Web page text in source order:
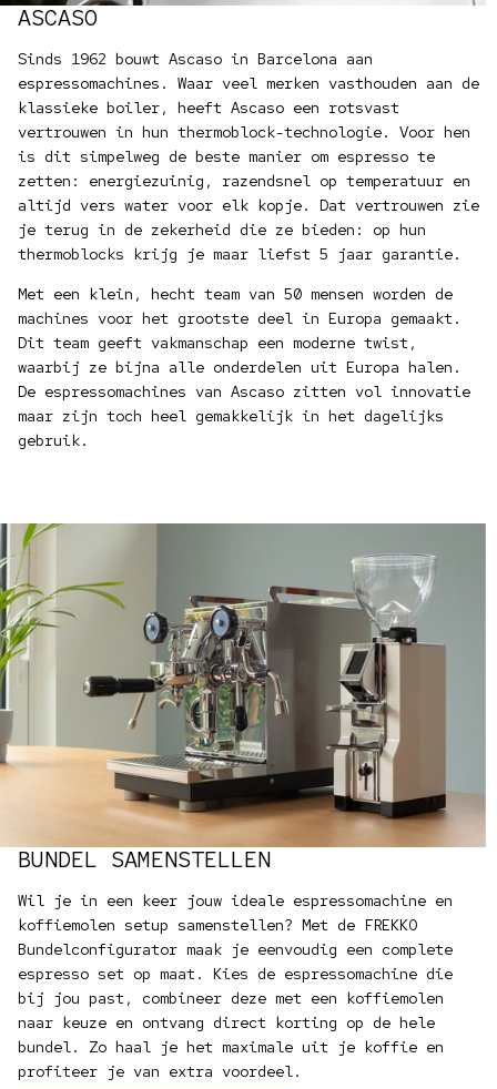
ASCASO
Sinds 1962 bouwt Ascaso in Barcelona aan
espressomachines. Waar veel merken vasthouden aan de
klassieke boiler, heeft Ascaso een rotsvast
vertrouwen in hun thermoblock-technologie. Voor hen
is dit simpelweg de beste manier om espresso te
zetten: energiezuinig, razendsnel op temperatuur en
altijd vers water voor elk kopje. Dat vertrouwen zie
je terug in de zekerheid die ze bieden: op hun
thermoblocks krijg je maar liefst 5 jaar garantie.
Met een klein, hecht team van 50 mensen worden de
machines voor het grootste deel in Europa gemaakt.
Dit team geeft vakmanschap een moderne twist,
waarbij ze bijna alle onderdelen uit Europa halen.
De espressomachines van Ascaso zitten vol innovatie
maar zijn toch heel gemakkelijk in het dagelijks
gebruik.
BUNDEL SAMENSTELLEN
Wil je in een keer jouw ideale espressomachine en
koffiemolen setup samenstellen? Met de FREKKO
Bundelconfigurator maak je eenvoudig een complete
espresso set op maat. Kies de espressomachine die
bij jou past, combineer deze met een koffiemolen
naar keuze en ontvang direct korting op de hele
bundel. Zo haal je het maximale uit je koffie en
profiteer je van extra voordeel.